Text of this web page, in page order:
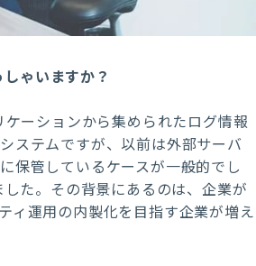
ゃいますか？
ーションから集められたログ情報
ステムですが、以前は外部サーバ
保管しているケースが一般的でし
た。その背景にあるのは、企業が
ィ運用の内製化を目指す企業が増え